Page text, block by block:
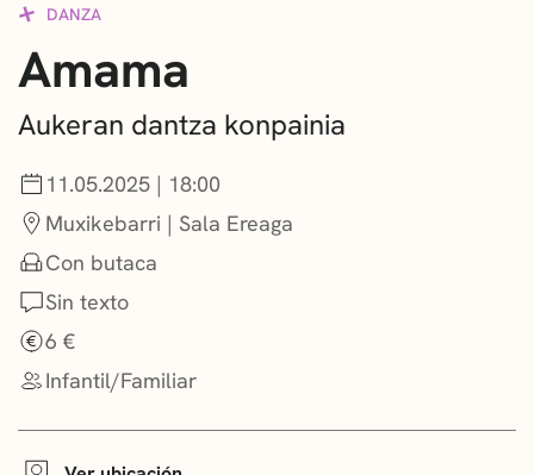
NOTICIAS
GETXO KULTURA
ASOCIACIONES CULTURALES
DANZA
Amama
Aukeran dantza konpainia
11.05.2025 | 18:00
Muxikebarri | Sala Ereaga
Con butaca
Sin texto
6 €
Infantil/Familiar